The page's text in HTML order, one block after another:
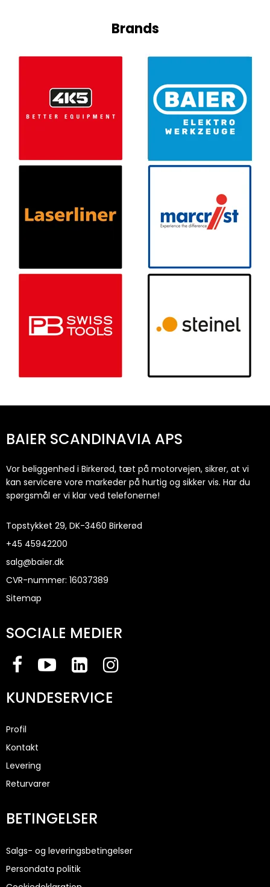
Brands
BAIER SCANDINAVIA APS
Vor beliggenhed i Birkerød, tæt på motorvejen, sikrer, at vi
kan servicere vore markeder på hurtig og sikker vis. Har du
spørgsmål er vi klar ved telefonerne!
Topstykket 29, DK-3460 Birkerød
+45 45942200
salg@baier.dk
CVR-nummer: 16037389
Sitemap
SOCIALE MEDIER
KUNDESERVICE
Profil
Kontakt
Levering
Returvarer
BETINGELSER
Salgs- og leveringsbetingelser
Persondata politik